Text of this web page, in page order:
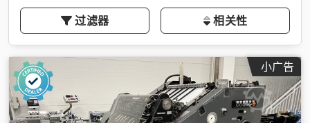
过滤器 相关性
小广告